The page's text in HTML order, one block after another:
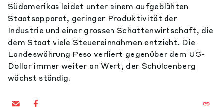
Südamerikas leidet unter einem aufgeblähten
Staatsapparat, geringer Produktivität der
Industrie und einer grossen Schattenwirtschaft, die
dem Staat viele Steuereinnahmen entzieht. Die
Landeswährung Peso verliert gegenüber dem US-
Dollar immer weiter an Wert, der Schuldenberg
wächst ständig.